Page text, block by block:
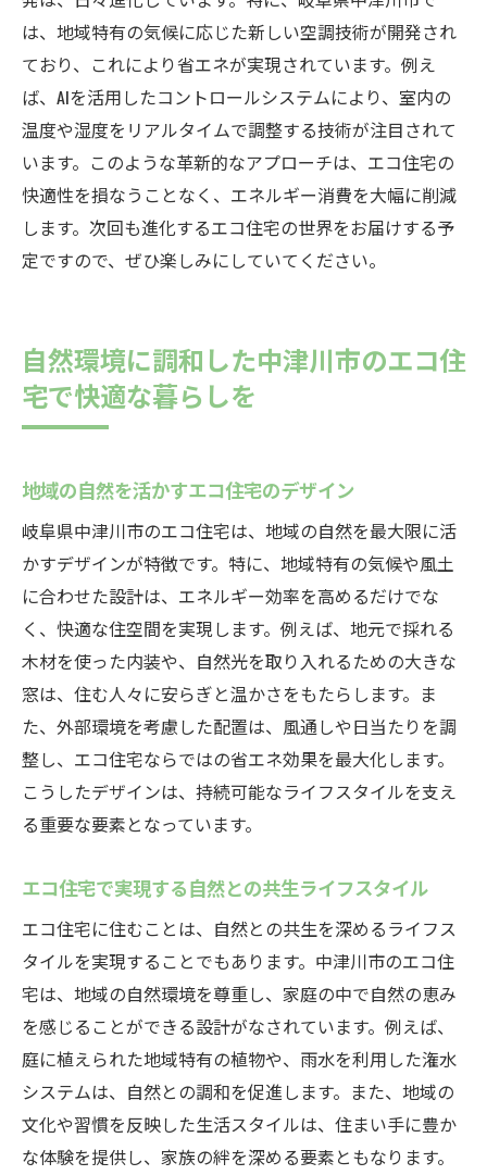
は、地域特有の気候に応じた新しい空調技術が開発され
ており、これにより省エネが実現されています。例え
ば、AIを活用したコントロールシステムにより、室内の
温度や湿度をリアルタイムで調整する技術が注目されて
います。このような革新的なアプローチは、エコ住宅の
快適性を損なうことなく、エネルギー消費を大幅に削減
します。次回も進化するエコ住宅の世界をお届けする予
定ですので、ぜひ楽しみにしていてください。
自然環境に調和した中津川市のエコ住
宅で快適な暮らしを
地域の自然を活かすエコ住宅のデザイン
岐阜県中津川市のエコ住宅は、地域の自然を最大限に活
かすデザインが特徴です。特に、地域特有の気候や風土
に合わせた設計は、エネルギー効率を高めるだけでな
く、快適な住空間を実現します。例えば、地元で採れる
木材を使った内装や、自然光を取り入れるための大きな
窓は、住む人々に安らぎと温かさをもたらします。ま
た、外部環境を考慮した配置は、風通しや日当たりを調
整し、エコ住宅ならではの省エネ効果を最大化します。
こうしたデザインは、持続可能なライフスタイルを支え
る重要な要素となっています。
エコ住宅で実現する自然との共生ライフスタイル
エコ住宅に住むことは、自然との共生を深めるライフス
タイルを実現することでもあります。中津川市のエコ住
宅は、地域の自然環境を尊重し、家庭の中で自然の恵み
を感じることができる設計がなされています。例えば、
庭に植えられた地域特有の植物や、雨水を利用した潅水
システムは、自然との調和を促進します。また、地域の
文化や習慣を反映した生活スタイルは、住まい手に豊か
な体験を提供し、家族の絆を深める要素ともなります。